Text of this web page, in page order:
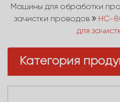
Машины для обработки
зачистки проводов
HC-
для
Категория